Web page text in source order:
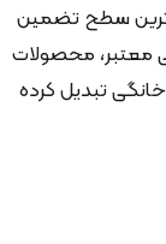
سطح تضمین
معتبر، محصولات
تبدیل کرده